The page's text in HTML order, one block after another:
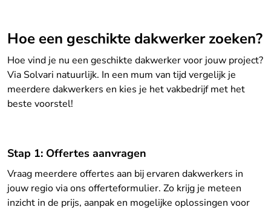
Hoe een geschikte dakwerker zoeken?
Hoe vind je nu een geschikte dakwerker voor jouw project?
Via Solvari natuurlijk. In een mum van tijd vergelijk je
meerdere dakwerkers en kies je het vakbedrijf met het
beste voorstel!
Stap 1: Offertes aanvragen
Vraag meerdere offertes aan bij ervaren dakwerkers in
jouw regio via ons offerteformulier. Zo krijg je meteen
inzicht in de prijs, aanpak en mogelijke oplossingen voor